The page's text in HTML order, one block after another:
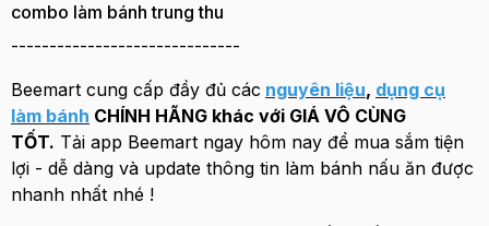
combo làm bánh trung thu
------------------------------
Beemart cung cấp đầy đủ các nguyên liệu, dụng cụ
làm bánh CHÍNH HÃNG khác với GIÁ VÔ CÙNG
TỐT. Tải app Beemart ngay hôm nay để mua sắm tiện
lợi - dễ dàng và update thông tin làm bánh nấu ăn được
nhanh nhất nhé !